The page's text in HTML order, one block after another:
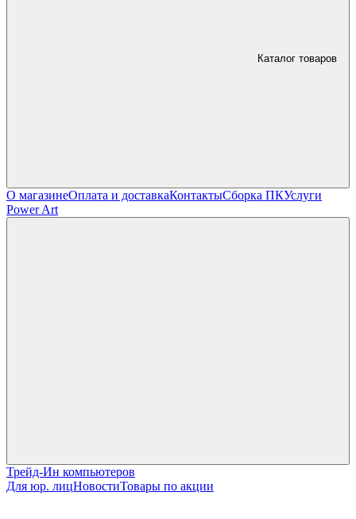
Каталог товаров
О магазинеОплата и доставкаКонтактыСборка ПКУслуги
Power Art
Трейд-Ин компьютеров
Для юр. лицНовостиТовары по акции